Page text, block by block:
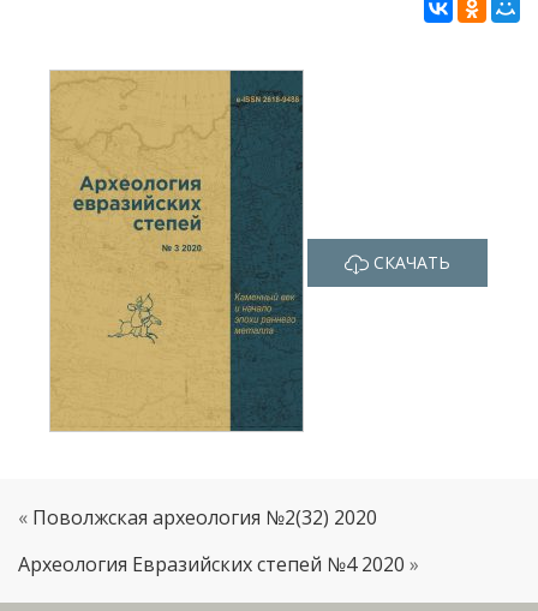
СКАЧАТЬ
« Поволжская археология №2(32) 2020
Археология Евразийских степей №4 2020 »